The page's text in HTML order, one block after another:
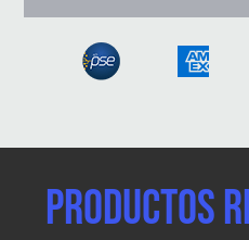
Productos